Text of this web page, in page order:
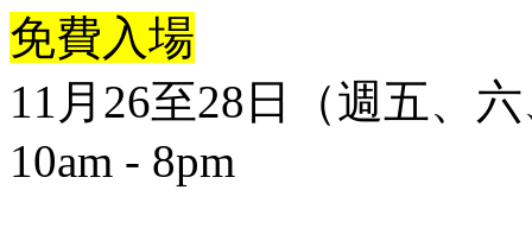
免費入場
11月26至28日（週五、
10am - 8pm